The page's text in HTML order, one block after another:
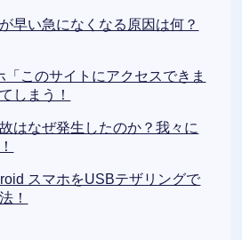
早い急になくなる原因は何？
このサイトにアクセスできま
しまう！
はなぜ発生したのか？我々に
スマホをUSBテザリングで
！